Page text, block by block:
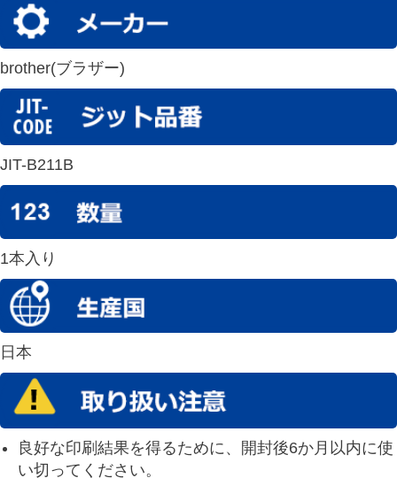
brother(ブラザー)
JIT-B211B
1本入り
日本
良好な印刷結果を得るために、開封後6か月以内に使
い切ってください。